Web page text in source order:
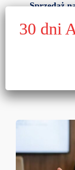
Sprzedaż
kwartał